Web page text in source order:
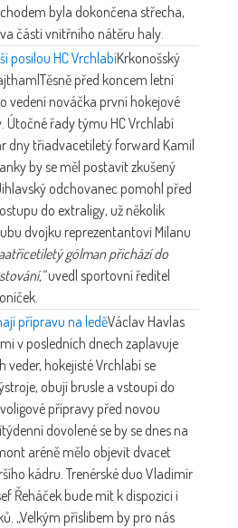
byla dokončena střecha,
části vnitřního nátěru haly.
posilou HC VrchlabíKrkonošský
Těsně před koncem letní
vedení nováčka první hokejové
Útočné řady týmu HC Vrchlabí
dny třiadvacetiletý forward Kamil
by se měl postavit zkušený
odchovanec pomohl před
do extraligy, už několik
dvojku reprezentantovi Milanu
gólman přichází do
uvedl sportovní ředitel
přípravu na leděVáclav Havlas
v posledních dnech zaplavuje
veder, hokejisté Vrchlabí se
obují brusle a vstoupí do
přípravy před novou
dovolené se by se dnes na
aréně mělo objevit dvacet
kádru. Trenérské duo Vladimír
Řeháček bude mít k dispozici i
„Velkým příslibem by pro nás